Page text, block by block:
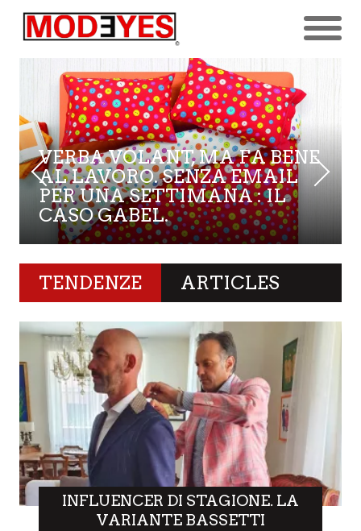
VERBA VOLANT, MA FA BENE
AL LAVORO. SENZA EMAIL
PER UNA SETTIMANA : IL
CASO GABEL.
TENDENZE ARTICLES
INFLUENCER DI STAGIONE. LA
VARIANTE BASSETTI